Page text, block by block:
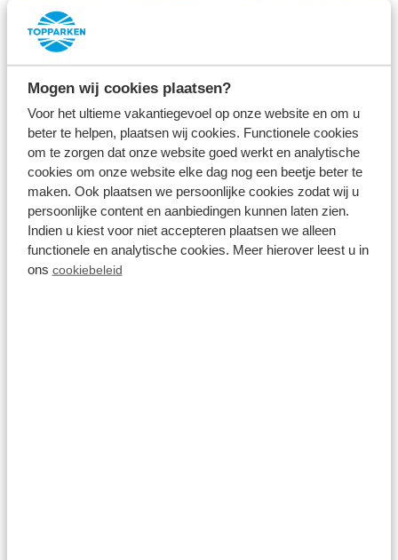
Mogen wij cookies plaatsen?
Voor het ultieme vakantiegevoel op onze website en om u
beter te helpen, plaatsen wij cookies. Functionele cookies
om te zorgen dat onze website goed werkt en analytische
cookies om onze website elke dag nog een beetje beter te
maken. Ook plaatsen we persoonlijke cookies zodat wij u
persoonlijke content en aanbiedingen kunnen laten zien.
Indien u kiest voor niet accepteren plaatsen we alleen
functionele en analytische cookies. Meer hierover leest u in
ons cookiebeleid
Résidence Lage Vuursche